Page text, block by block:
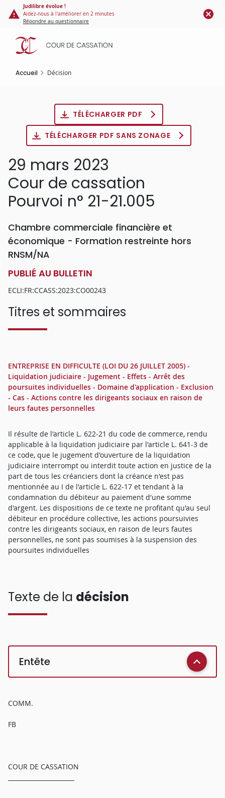
Panneau de gestion des cookies
contenu
principal
Judilibre évolue !
Aidez-nous à l'améliorer en 2 minutes
Répondre au questionnaire
Accueil Décision
TÉLÉCHARGER PDF
TÉLÉCHARGER PDF SANS ZONAGE
29 mars 2023
Cour de cassation
Pourvoi n° 21-21.005
Chambre commerciale financière et
économique - Formation restreinte hors
RNSM/NA
PUBLIÉ AU BULLETIN
ECLI:FR:CCASS:2023:CO00243
Titres et sommaires
ENTREPRISE EN DIFFICULTE (LOI DU 26 JUILLET 2005) -
Liquidation judiciaire - Jugement - Effets - Arrêt des
poursuites individuelles - Domaine d'application - Exclusion
- Cas - Actions contre les dirigeants sociaux en raison de
leurs fautes personnelles
Il résulte de l'article L. 622-21 du code de commerce, rendu
applicable à la liquidation judiciaire par l'article L. 641-3 de
ce code, que le jugement d'ouverture de la liquidation
judiciaire interrompt ou interdit toute action en justice de la
part de tous les créanciers dont la créance n'est pas
mentionnée au I de l'article L. 622-17 et tendant à la
condamnation du débiteur au paiement d'une somme
d'argent. Les dispositions de ce texte ne profitant qu'au seul
débiteur en procédure collective, les actions poursuivies
contre les dirigeants sociaux, en raison de leurs fautes
personnelles, ne sont pas soumises à la suspension des
poursuites individuelles
Texte de la décision
Entête
COMM.
FB
COUR DE CASSATION